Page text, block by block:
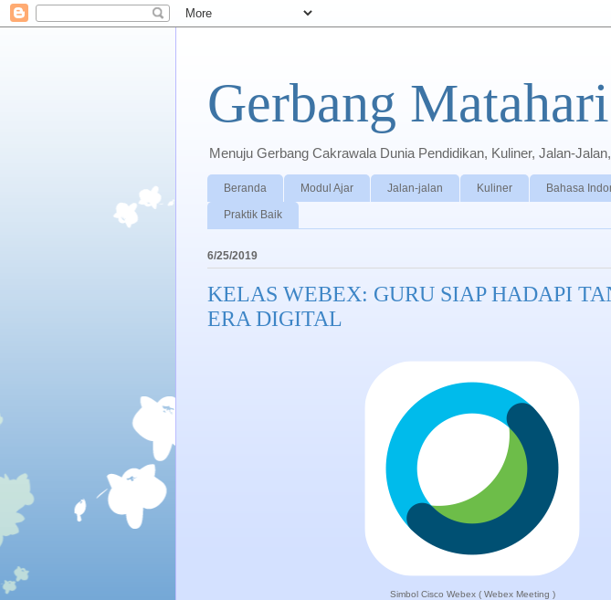
Gerbang
Menuju Gerbang Cakrawala Dunia Pendidikan, Kuliner, Jalan-
Beranda Modul Ajar Jalan-jalan Kuliner Bahasa
Praktik Baik
6/25/2019
KELAS WEBEX: GURU SIAP HADAPI
ERA DIGITAL
Simbol Cisco Webex ( Webex Meeting )